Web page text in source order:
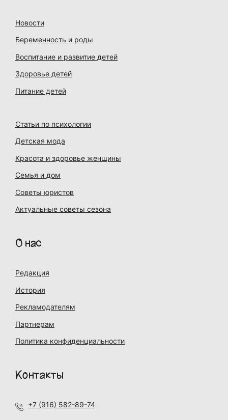
Новости
Беременность и роды
Воспитание и развитие детей
Здоровье детей
Питание детей
Статьи по психологии
Детская мода
Красота и здоровье женщины
Семья и дом
Советы юристов
Актуальные советы сезона
О нас
Редакция
История
Рекламодателям
Партнерам
Политика конфиденциальности
Контакты
+7 (916) 582-89-74